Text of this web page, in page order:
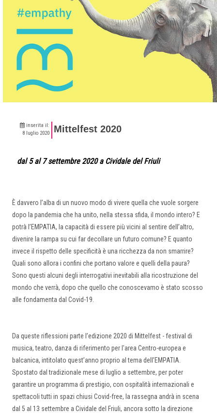
inserita il:
8 luglio 2020
Mittelfest 2020
dal 5 al 7 settembre 2020 a Cividale del Friuli
È davvero l’alba di un nuovo modo di vivere quella che vuole sorgere
dopo la pandemia che ha unito, nella stessa sfida, il mondo intero? E
potrà l’EMPATIA, la capacità di essere più vicini al sentire dell’altro,
divenire la rampa su cui far decollare un futuro comune? E quanto
invece il rispetto delle specificità è una ricchezza da non smarrire?
Quali sono allora i confini che portano valore e quelli della paura?
Sono questi alcuni degli interrogativi inevitabili alla ricostruzione del
mondo che verrà, dopo che quello che conoscevamo è stato scosso
alle fondamenta dal Covid-19.
Da queste riflessioni parte l’edizione 2020 di Mittelfest - festival di
musica, teatro, danza di riferimento per l'area Centro-europea e
balcanica, intitolato quest’anno proprio al tema dell’EMPATIA.
Spostato dal tradizionale mese di luglio a settembre, per poter
garantire un programma di prestigio, con ospitalità internazionali e
spettacoli tutti in spazi chiusi Covid-free, la rassegna andrà in scena
dal 5 al 13 settembre a Cividale del Friuli, ancora sotto la direzione